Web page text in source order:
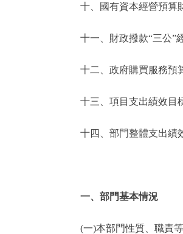
十、國有資本經營預算
十一、財政撥款“三公”
十二、政府購買服務預
十三、項目支出績效目
十四、部門整體支出績
一、部門基本情況
(一)本部門性質、職責等